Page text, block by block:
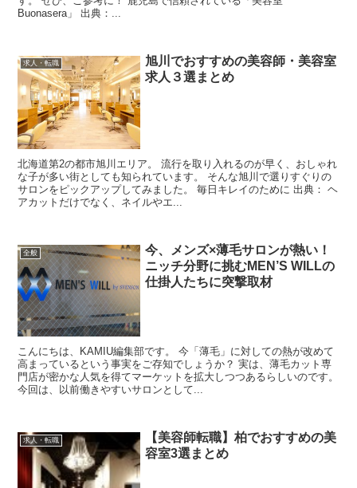
Buonasera」 出典：...
求人・転職
旭川でおすすめの美容師・美容室
求人３選まとめ
北海道第2の都市旭川エリア。 流行を取り入れるのが早く、おしゃれ
な子が多い街としても知られています。 そんな旭川で選りすぐりの
サロンをピックアップしてみました。 毎日キレイのために 出典： ヘ
アカットだけでなく、ネイルやエ...
全般
今、メンズ×薄毛サロンが熱い！
ニッチ分野に挑むMEN’S WILLの
仕掛人たちに突撃取材
こんにちは、KAMIU編集部です。 今「薄毛」に対しての熱が改めて
高まっているという事実をご存知でしょうか？ 実は、薄毛カット専
門店が密かな人気を得てマーケットを拡大しつつあるらしいのです。
今回は、以前働きやすいサロンとして...
求人・転職
【美容師転職】柏でおすすめの美
容室3選まとめ